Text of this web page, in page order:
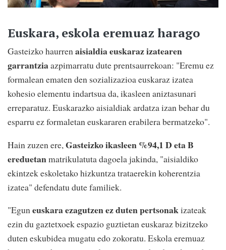
Euskara, eskola eremuaz harago
Gasteizko haurrenaisialdia euskaraz izatearen
garrantziaazpimarratu dute prentsaurrekoan: "Eremu ez
formalean ematen den sozializazioa euskaraz izatea
kohesio elementu indartsua da, ikasleen aniztasunari
erreparatuz. Euskarazko aisialdiak ardatza izan behar du
esparru ez formaletan euskararen erabilera bermatzeko".
Hain zuzen ere, Gasteizko ikasleen %94,1 D eta B
ereduetanmatrikulatuta dagoela jakinda, "aisialdiko
ekintzek eskoletako hizkuntza trataerekin koherentzia
izatea" defendatu dute familiek.
"Eguneuskara ezagutzen ez duten pertsonakizateak
ezin du gaztetxoek espazio guztietan euskaraz bizitzeko
duten eskubidea mugatu edo zokoratu. Eskola eremuaz